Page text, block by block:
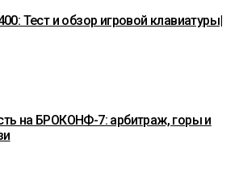
Тест и обзор игровой клавиатуры|
на БРОКОНФ-7: арбитраж, горы и